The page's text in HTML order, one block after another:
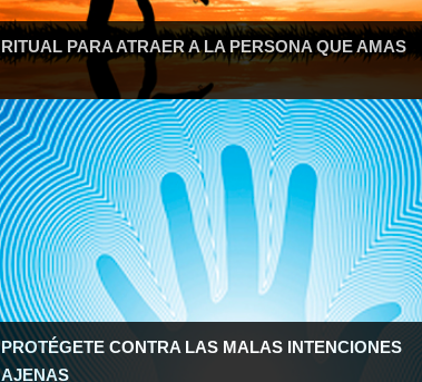
RITUAL PARA ATRAER A LA PERSONA QUE AMAS
PROTÉGETE CONTRA LAS MALAS INTENCIONES
AJENAS